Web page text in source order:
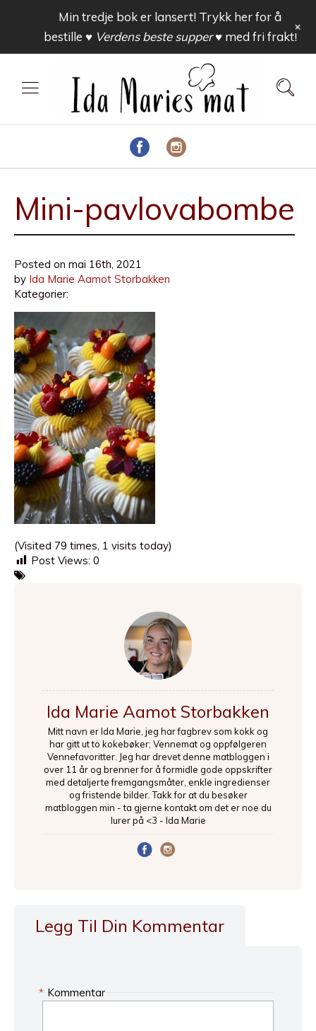
Mini-pavlovabombe
Posted on mai 16th, 2021
by Ida Marie Aamot Storbakken
Kategorier:
(Visited 79 times, 1 visits today)
Post Views: 0
Ida Marie Aamot Storbakken
Mitt navn er Ida Marie, jeg har fagbrev som kokk og
har gitt ut to kokebøker; Vennemat og oppfølgeren
Vennefavoritter. Jeg har drevet denne matbloggen i
over 11 år og brenner for å formidle gode oppskrifter
med detaljerte fremgangsmåter, enkle ingredienser
og fristende bilder. Takk for at du besøker
matbloggen min - ta gjerne kontakt om det er noe du
lurer på <3 - Ida Marie
Legg Til Din Kommentar
Kommentar
*
Min tredje bok er lansert! Trykk her for å
bestille ♥ Verdens beste supper ♥med fri frakt!
+